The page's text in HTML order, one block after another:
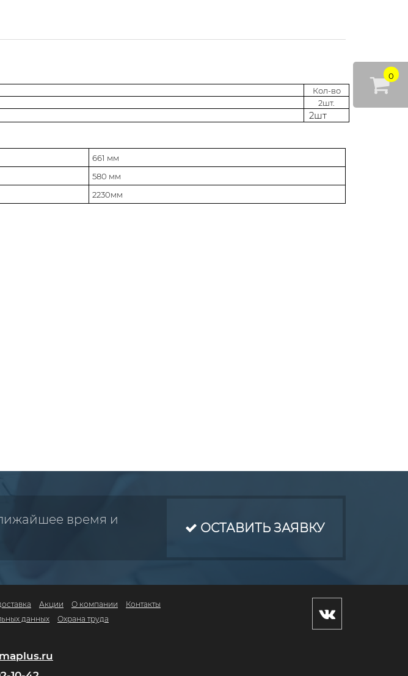
0
Кол-во
2шт.
2шт
661 мм
580 мм
2230мм
время и
ОСТАВИТЬ ЗАЯВКУ
Акции О компании
Контакты
данных
Охрана труда